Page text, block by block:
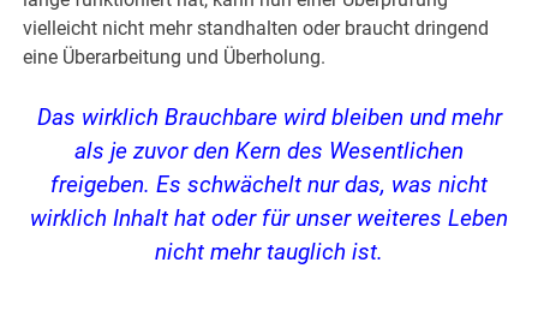
vielleicht nicht mehr standhalten oder braucht dringend
eine Überarbeitung und Überholung.
Das wirklich Brauchbare wird bleiben und mehr
als je zuvor den Kern des Wesentlichen
freigeben. Es schwächelt nur das, was nicht
wirklich Inhalt hat oder für unser weiteres Leben
nicht mehr tauglich ist.